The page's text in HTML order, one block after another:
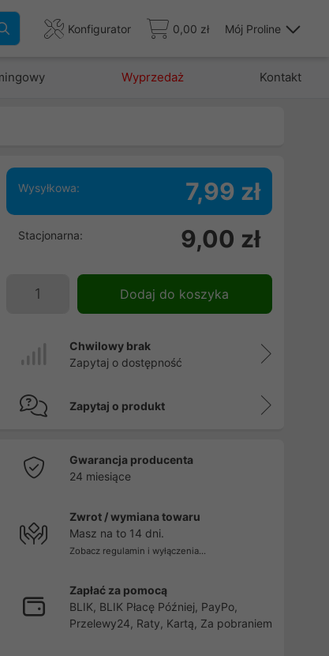
Konfigurator 0,00 zł Mój Proline
Wyprzedaż Kontakt
Wysyłkowa: 7,99 zł
Stacjonarna: 9,00 zł
Dodaj do koszyka
Chwilowy brak
Zapytaj o dostępność
Zapytaj o produkt
Gwarancja producenta
24 miesiące
Zwrot / wymiana towaru
Masz na to 14 dni.
Zobacz regulamin i wyłączenia...
Zapłać za pomocą
BLIK, BLIK Płacę Później, PayPo,
Przelewy24, Raty, Kartą, Za pobraniem